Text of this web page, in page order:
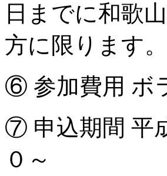
日までに和歌
方に限ります
⑥ 参加費用 ボ
⑦ 申込期間 平
０～